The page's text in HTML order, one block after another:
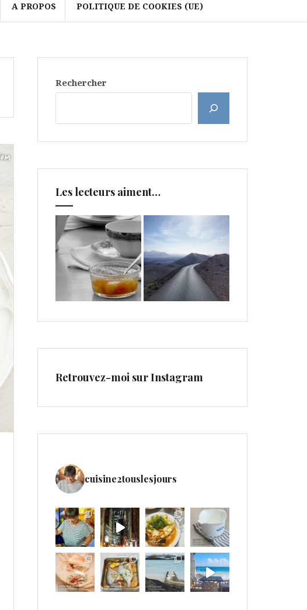
A PROPOS POLITIQUE DE COOKIES (UE)
Rechercher
Les lecteurs aiment…
Retrouvez-moi sur Instagram
cuisine2touslesjours